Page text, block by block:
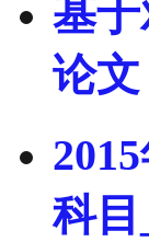
基
论文
科